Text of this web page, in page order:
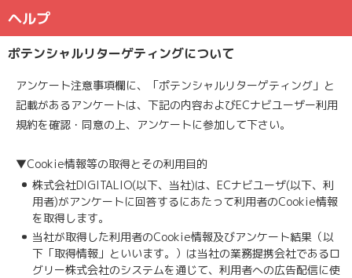
ヘルプ
ポテンシャルリターゲティングについて
アンケート注意事項欄に、「ポテンシャルリターゲティング」と
記載があるアンケートは、下記の内容およびECナビユーザー利用
規約を確認・同意の上、アンケートに参加して下さい。
▼Cookie情報等の取得とその利用目的
株式会社DIGITALIO(以下、当社)は、ECナビユーザ(以下、利
用者)がアンケートに回答するにあたって利用者のCookie情報
を取得します。
当社が取得した利用者のCookie情報及びアンケート結果（以
下「取得情報」といいます。）は当社の業務提携会社であるロ
グリー株式会社のシステムを通じて、利用者への広告配信に使